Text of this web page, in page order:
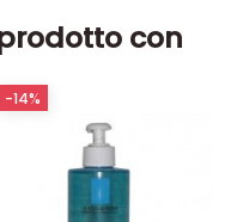
con
-14%